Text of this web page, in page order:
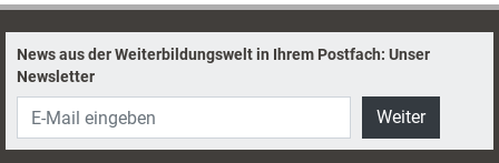
News aus der Weiterbildungswelt in Ihrem Postfach: Unser
Newsletter
Weiter